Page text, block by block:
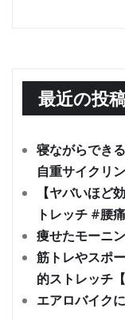
最近の投
寝ながらでき
自重サイクリ
【ヤバいほど
トレッチ #腰
痩せたモーニ
筋トレやスポ
的ストレッチ
エアロバイク